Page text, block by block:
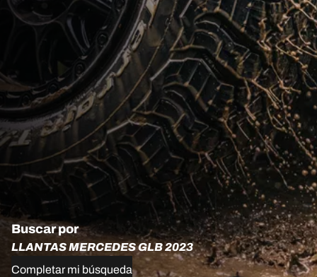
Buscar por
LLANTAS MERCEDES GLB 2023
Completar mi búsqueda